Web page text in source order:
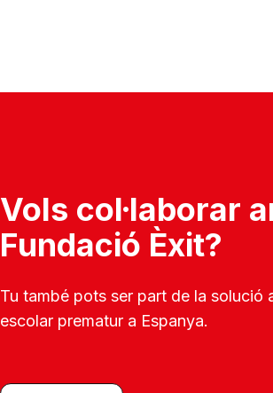
Vols col·laborar
Fundació Èxit?
Tu també pots ser part de la solució
escolar prematur a Espanya.